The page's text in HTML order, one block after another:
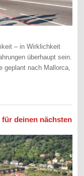
– in Wirklichkeit
überhaupt sein.
geplant nach Mallorca,
deinen nächsten